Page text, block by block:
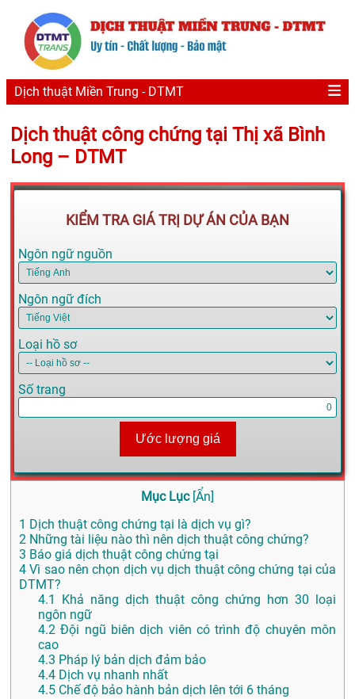
Dịch thuật Miền Trung - DTMT
Dịch thuật công chứng tại Thị xã Bình
Long – DTMT
KIỂM TRA GIÁ TRỊ DỰ ÁN CỦA BẠN
Ngôn ngữ nguồn
Ngôn ngữ đích
Loại hồ sơ
Số trang
Ước lượng giá
Mục Lục [Ẩn]
1 Dịch thuật công chứng tại là dịch vụ gì?
2 Những tài liệu nào thì nên dịch thuật công chứng?
3 Báo giá dịch thuật công chứng tại
4 Vì sao nên chọn dịch vụ dịch thuật công chứng tại của
DTMT?
4.1
Khả năng dịch thuật công chứng hơn 30 loại
ngôn ngữ
4.2 Đội ngũ biên dịch viên có trình độ chuyên môn
cao
4.3 Pháp lý bản dịch đảm bảo
4.4 Dịch vụ nhanh nhất
4.5 Chế độ bảo hành bản dịch lên tới 6 tháng